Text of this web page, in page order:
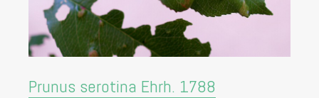
Prunus serotina Ehrh. 1788